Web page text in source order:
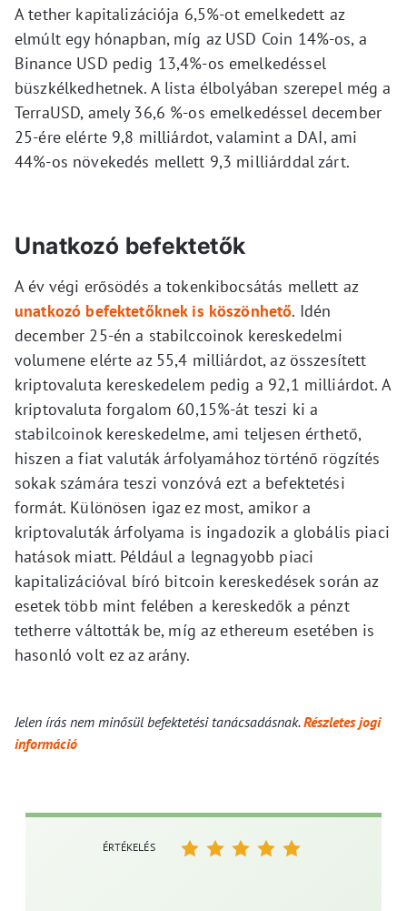
A tether kapitalizációja 6,5%-ot emelkedett az
elmúlt egy hónapban, míg az USD Coin 14%-os, a
Binance USD pedig 13,4%-os emelkedéssel
büszkélkedhetnek. A lista élbolyában szerepel még a
TerraUSD, amely 36,6 %-os emelkedéssel december
25-ére elérte 9,8 milliárdot, valamint a DAI, ami
44%-os növekedés mellett 9,3 milliárddal zárt.
Unatkozó befektetők
A év végi erősödés a tokenkibocsátás mellett az
unatkozó befektetőknek is köszönhető. Idén
december 25-én a stabilccoinok kereskedelmi
volumene elérte az 55,4 milliárdot, az összesített
kriptovaluta kereskedelem pedig a 92,1 milliárdot. A
kriptovaluta forgalom 60,15%-át teszi ki a
stabilcoinok kereskedelme, ami teljesen érthető,
hiszen a fiat valuták árfolyamához történő rögzítés
sokak számára teszi vonzóvá ezt a befektetési
formát. Különösen igaz ez most, amikor a
kriptovaluták árfolyama is ingadozik a globális piaci
hatások miatt. Például a legnagyobb piaci
kapitalizációval bíró bitcoin kereskedések során az
esetek több mint felében a kereskedők a pénzt
tetherre váltották be, míg az ethereum esetében is
hasonló volt ez az arány.
Jelen írás nem minősül befektetési tanácsadásnak.Részletes jogi
információ
ÉRTÉKELÉS